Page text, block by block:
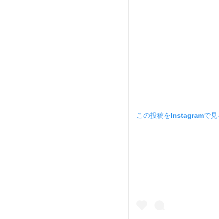
この投稿をInstagramで見